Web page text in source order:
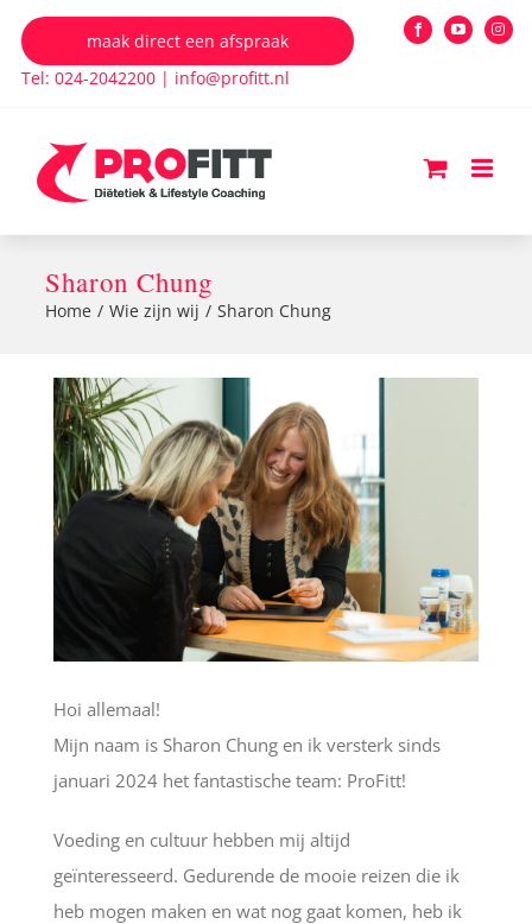
naar
inhoud
maak direct een afspraak
Tel: 024-2042200| info@profitt.nl
FacebookYouTube
Sharon Chung
Home Wie zijn wij Sharon Chung
Hoi allemaal!
Mijn naam is Sharon Chung en ik versterk sinds
januari 2024 het fantastische team: ProFitt!
Voeding en cultuur hebben mij altijd
geïnteresseerd. Gedurende de mooie reizen die ik
heb mogen maken en wat nog gaat komen, heb ik